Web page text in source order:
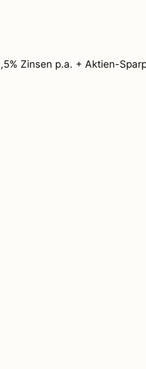
Zinsen p.a. + Aktien-